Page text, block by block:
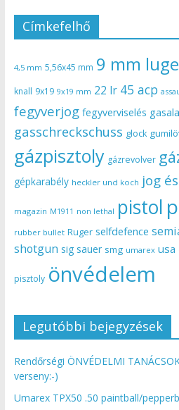
Címkefelhő
4,5 mm 5,56x45 mm 9 mm
knall 9x19 9x19 mm 22 lr 45 acp
fegyverjog fegyverviselés
gasschreckschuss glock
gázpisztoly gázrevolver
gépkarabély heckler und koch jog
magazin M1911 non lethal pistol
rubber bullet Ruger selfdefence
shotgun sig sauer smg umarex usa
pisztoly önvédelem
Legutóbbi bejegyzések
Rendőrségi ÖNVÉDELMI
verseny:-)
Umarex TPX50 .50 paintball/